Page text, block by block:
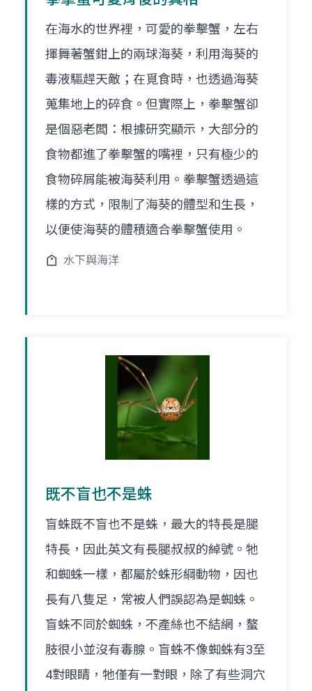
在海水的世界裡，可愛的拳擊蟹，左右
揮舞著蟹鉗上的兩球海葵，利用海葵的
毒液驅趕天敵；在覓食時，也透過海葵
蒐集地上的碎食。但實際上，拳擊蟹卻
是個惡老闆：根據研究顯示，大部分的
食物都進了拳擊蟹的嘴裡，只有極少的
食物碎屑能被海葵利用。拳擊蟹透過這
樣的方式，限制了海葵的體型和生長，
以便使海葵的體積適合拳擊蟹使用。
水下與海洋
既不盲也不是蛛
盲蛛既不盲也不是蛛，最大的特長是腿
特長，因此英文有長腿叔叔的綽號。牠
和蜘蛛一樣，都屬於蛛形綱動物，因也
長有八隻足，常被人們誤認為是蜘蛛。
盲蛛不同於蜘蛛，不產絲也不結網，螯
肢很小並沒有毒腺。盲蛛不像蜘蛛有3至
4對眼睛，牠僅有一對眼，除了有些洞穴